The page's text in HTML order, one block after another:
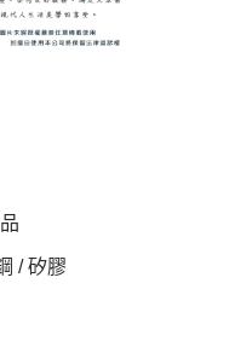
/ 矽膠